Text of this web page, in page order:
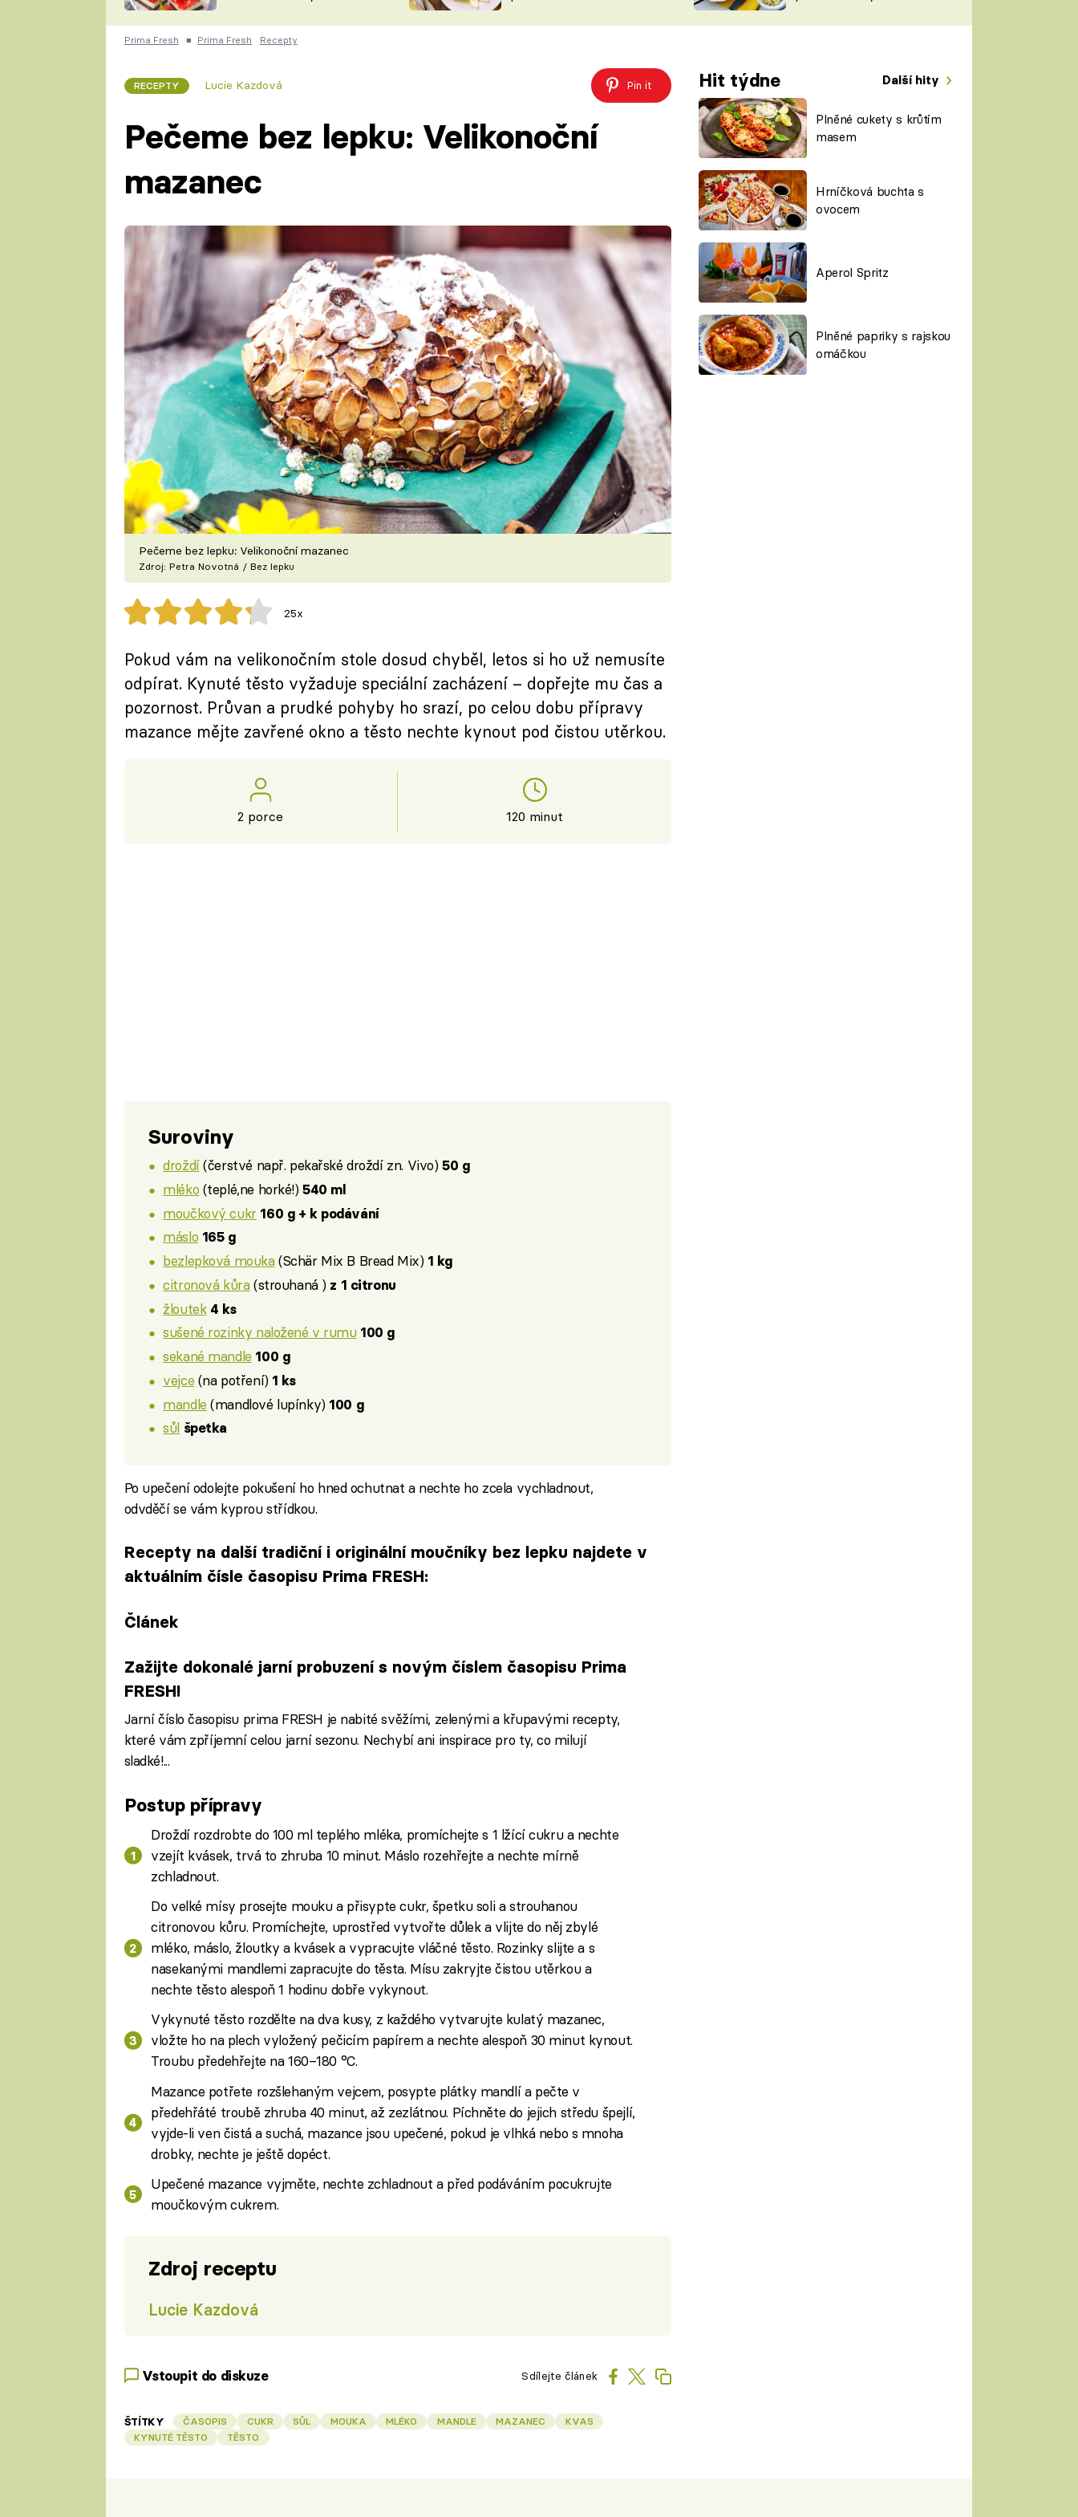
ČESKO NA TALÍŘI
KUCHAŘKA
VYCHYTÁVKY
ŠÉFREDAKTORKY
ČASOPIS
Prima Fresh ■ Prima Fresh Recepty
RECEPTY Lucie Kazdová Pin it Hit týdne Další hity
Plněné cukety s krůtím
masem
Hrníčková buchta s
ovocem
Aperol Spritz
Plněné papriky s rajskou
omáčkou
Pečeme bez lepku: Velikonoční
mazanec
Pečeme bez lepku: Velikonoční mazanec
Zdroj: Petra Novotná / Bez lepku
25x
Pokud vám na velikonočním stole dosud chyběl, letos si ho už nemusíte
odpírat. Kynuté těsto vyžaduje speciální zacházení – dopřejte mu čas a
pozornost. Průvan a prudké pohyby ho srazí, po celou dobu přípravy
mazance mějte zavřené okno a těsto nechte kynout pod čistou utěrkou.
2 porce 120 minut
Suroviny
droždí(čerstvé např. pekařské droždí zn. Vivo) 50 g
mléko (teplé,ne horké!)540 ml
moučkový cukr 160 g + k podávání
máslo 165 g
bezlepková mouka(Schär Mix B Bread Mix) 1 kg
citronová kůra(strouhaná ) z 1 citronu
žloutek 4 ks
sušené rozinky naložené v rumu 100 g
sekané mandle 100 g
vejce (na potření) 1 ks
mandle (mandlové lupínky) 100 g
sůl špetka
Po upečení odolejte pokušení ho hned ochutnat a nechte ho zcela vychladnout,
odvděčí se vám kyprou střídkou.
Recepty na další tradiční i originální moučníky bez lepku najdete v
aktuálním čísle časopisu Prima FRESH:
Článek
Zažijte dokonalé jarní probuzení s novým číslem časopisu Prima
FRESH!
Jarní číslo časopisu prima FRESH je nabité svěžími, zelenými a křupavými recepty,
které vám zpříjemní celou jarní sezonu. Nechybí ani inspirace pro ty, co milují
sladké!...
Postup přípravy
Droždí rozdrobte do 100 ml teplého mléka, promíchejte s 1 lžící cukru a nechte
vzejít kvásek, trvá to zhruba 10 minut. Máslo rozehřejte a nechte mírně
zchladnout.
Do velké mísy prosejte mouku a přisypte cukr, špetku soli a strouhanou
citronovou kůru. Promíchejte, uprostřed vytvořte důlek a vlijte do něj zbylé
mléko, máslo, žloutky a kvásek a vypracujte vláčné těsto. Rozinky slijte a s
nasekanými mandlemi zapracujte do těsta. Mísu zakryjte čistou utěrkou a
nechte těsto alespoň 1 hodinu dobře vykynout.
Vykynuté těsto rozdělte na dva kusy, z každého vytvarujte kulatý mazanec,
vložte ho na plech vyložený pečicím papírem a nechte alespoň 30 minut kynout.
Troubu předehřejte na 160–180 °C.
Mazance potřete rozšlehaným vejcem, posypte plátky mandlí a pečte v
předehřáté troubě zhruba 40 minut, až zezlátnou. Píchněte do jejich středu špejlí,
vyjde-li ven čistá a suchá, mazance jsou upečené, pokud je vlhká nebo s mnoha
drobky, nechte je ještě dopéct.
Upečené mazance vyjměte, nechte zchladnout a před podáváním pocukrujte
moučkovým cukrem.
Zdroj receptu
Lucie Kazdová
Vstoupit do diskuze Sdílejte článek
ŠTÍTKY ČASOPIS CUKR SŮL MOUKA MLÉKO MANDLE MAZANEC
KVAS
KYNUTÉ TĚSTO
TĚSTO